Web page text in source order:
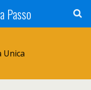
Passo
Unica